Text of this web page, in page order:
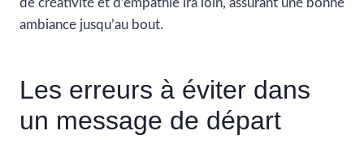
de créativité et d’empathie ira loin, assurant une bonne
ambiance jusqu’au bout.
Les erreurs à éviter dans
un message de départ